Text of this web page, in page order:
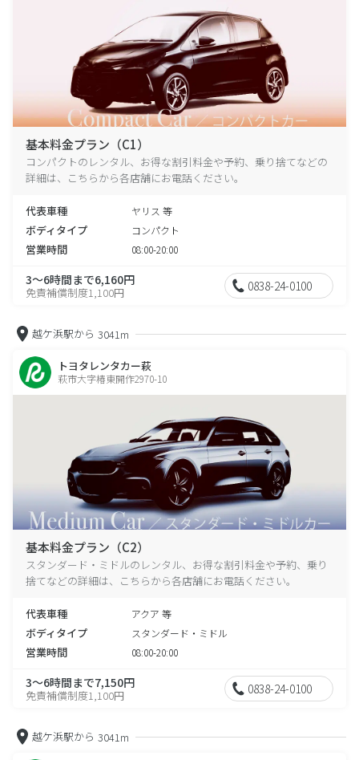
基本料金プラン（C1）
コンパクトのレンタル、お得な割引料金や予約、乗り捨てなどの
詳細は、こちらから各店舗にお電話ください。
代表車種 ヤリス 等
ボディタイプ コンパクト
営業時間 08:00-20:00
3～6時間まで6,160円
免責補償制度1,100円 0838-24-0100
越ケ浜駅から 3041m
トヨタレンタカー萩
萩市大字椿東開作2970-10
基本料金プラン（C2）
スタンダード・ミドルのレンタル、お得な割引料金や予約、乗り
捨てなどの詳細は、こちらから各店舗にお電話ください。
代表車種 アクア 等
ボディタイプ スタンダード・ミドル
営業時間 08:00-20:00
3～6時間まで7,150円
免責補償制度1,100円 0838-24-0100
越ケ浜駅から 3041m